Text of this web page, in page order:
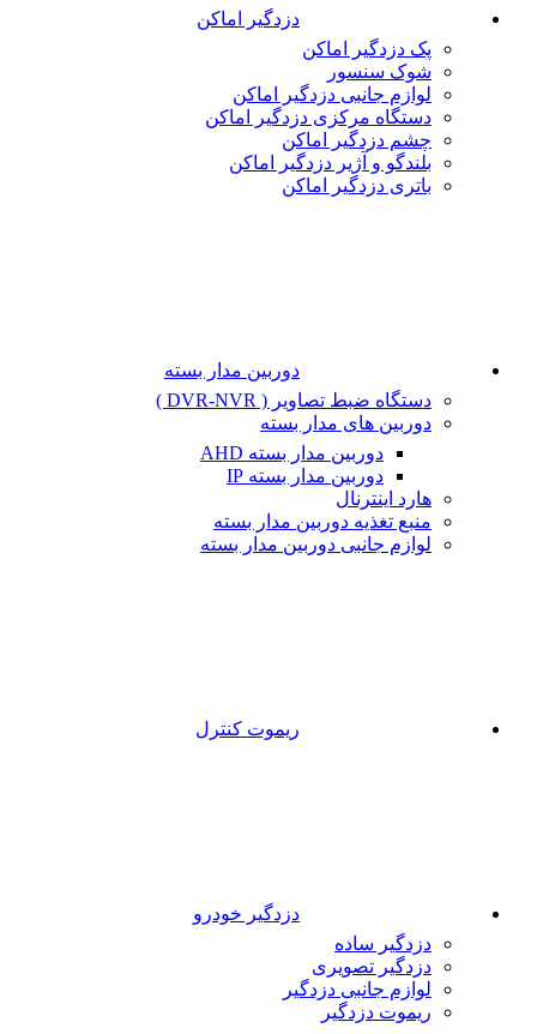
دزدگیر اماکن
پک دزدگیر اماکن
شوک سنسور
لوازم جانبی دزدگیر اماکن
دستگاه مرکزی دزدگیر اماکن
چشم دزدگیر اماکن
بلندگو و آژیر دزدگیر اماکن
باتری دزدگیر اماکن
دوربین مدار بسته
دستگاه ضبط تصاویر ( DVR-NVR )
دوربین های مدار بسته
دوربین مدار بسته AHD
دوربین مدار بسته IP
هارد اینترنال
منبع تغذیه دوربین مدار بسته
لوازم جانبی دوربین مدار بسته
ریموت کنترل
دزدگیر خودرو
دزدگیر ساده
دزدگیر تصویری
لوازم جانبی دزدگیر
ریموت دزدگیر